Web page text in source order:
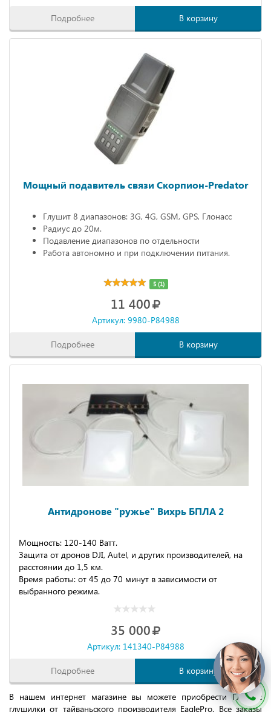
В нашем интернет магазине вы можете приобрести Глонасс
глушилки от тайваньского производителя EaglePro. Все заказы
Подробнее В корзину
Мощный подавитель связи Скорпион-Predator
Глушит 8 диапазонов: 3G, 4G, GSM, GPS, Глонасс
Радиус до 20м.
Подавление диапазонов по отдельности
Работа автономно и при подключении питания.
5 (1)
11 400
Артикул: 9980-P84988
Подробнее В корзину
Антидронове "ружье" Вихрь БПЛА 2
Мощность: 120-140 Ватт.
Защита от дронов DJI, Autel, и других производителей, на
расстоянии до 1,5 км.
Время работы: от 45 до 70 минут в зависимости от
выбранного режима.
35 000
Артикул: 141340-P84988
Подробнее В корзину